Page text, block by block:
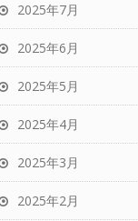
2025年7月
2025年6月
2025年5月
2025年4月
2025年3月
2025年2月